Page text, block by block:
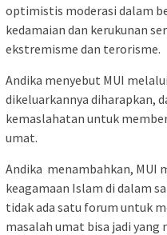
optimistis moderasi dalam
kedamaian dan kerukunan
ekstremisme dan terorisme.
Andika menyebut MUI
dikeluarkannya diharapkan,
kemaslahatan untuk
umat.
Andika menambahkan, MUI
keagamaan Islam di dalam
tidak ada satu forum untuk
masalah umat bisa jadi yang